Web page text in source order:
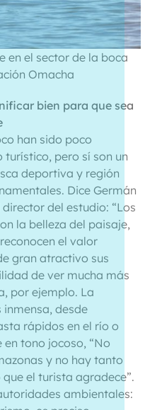
en el sector de la boca
Omacha
bien para que sea
han sido poco
pero sí son un
deportiva y región
Dice Germán
del estudio: “Los
la belleza del paisaje,
el valor
gran atractivo sus
de ver mucha más
por ejemplo. La
desde
rápidos en el río o
en tono jocoso, “No
y no hay tanto
el turista agradece”.
ambientales: